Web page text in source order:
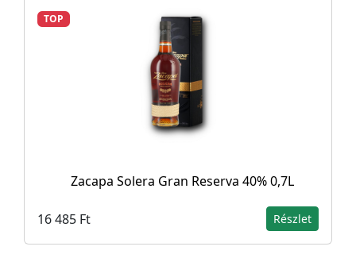
TOP
Zacapa Solera Gran Reserva 40% 0,7L
16 485 Ft Részlet